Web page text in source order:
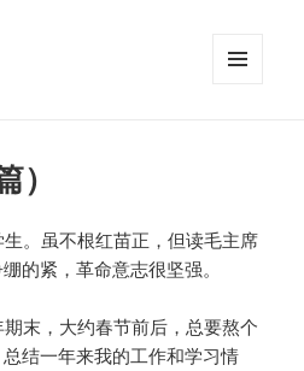
）
。虽不根红苗正，但读毛主席
的紧，革命意志很坚强。
末，大约春节前后，总要熬个
结一年来我的工作和学习情